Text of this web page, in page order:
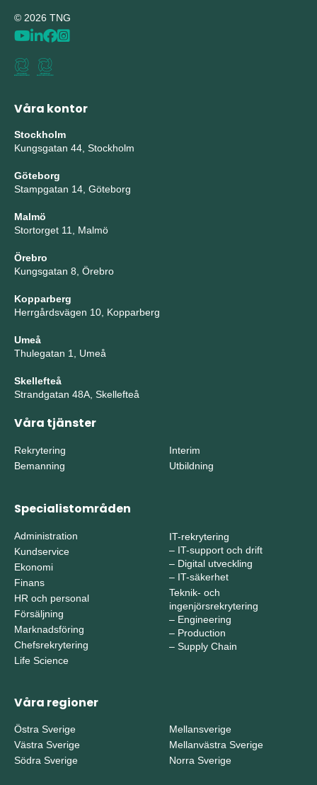
© 2026 TNG
Våra kontor
Stockholm
Kungsgatan 44, Stockholm
Göteborg
Stampgatan 14, Göteborg
Malmö
Stortorget 11, Malmö
Örebro
Kungsgatan 8, Örebro
Kopparberg
Herrgårdsvägen 10, Kopparberg
Umeå
Thulegatan 1, Umeå
Skellefteå
Strandgatan 48A, Skellefteå
Våra tjänster
Rekrytering
Bemanning
Interim
Utbildning
Specialistområden
Administration
Kundservice
Ekonomi
Finans
HR och personal
Försäljning
Marknadsföring
Chefsrekrytering
Life Science
IT-rekrytering
– IT-support och drift
– Digital utveckling
– IT-säkerhet
Teknik- och
ingenjörsrekrytering
– Engineering
– Production
– Supply Chain
Våra regioner
Östra Sverige
Västra Sverige
Södra Sverige
Mellansverige
Mellanvästra Sverige
Norra Sverige